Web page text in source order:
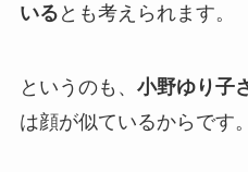
いる とも考えられます。
というのも、 小野ゆり子
は顔が似ているからです。